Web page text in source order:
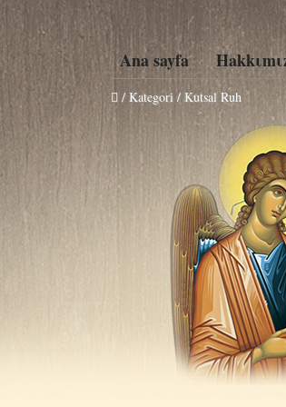
Ana sayfa
/ Kategori / Kutsal Ruh